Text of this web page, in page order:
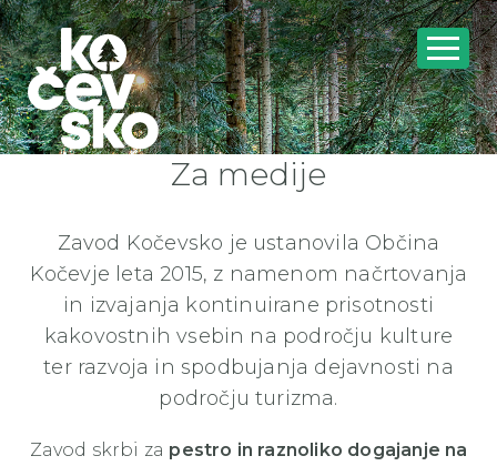
Za medije
Zavod Kočevsko je ustanovila Občina
Kočevje leta 2015, z namenom načrtovanja
in izvajanja kontinuirane prisotnosti
kakovostnih vsebin na področju kulture
ter razvoja in spodbujanja dejavnosti na
področju turizma.
Zavod skrbi za pestro in raznoliko dogajanje na